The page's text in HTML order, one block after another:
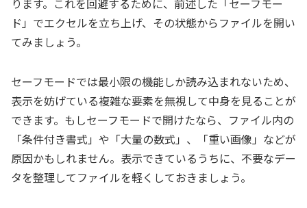
ります。これを回避するために、前述した「セーフモー
ド」でエクセルを立ち上げ、その状態からファイルを開い
てみましょう。
セーフモードでは最小限の機能しか読み込まれないため、
表示を妨げている複雑な要素を無視して中身を見ることが
できます。もしセーフモードで開けたなら、ファイル内の
「条件付き書式」や「大量の数式」、「重い画像」などが
原因かもしれません。表示できているうちに、不要なデー
タを整理してファイルを軽くしておきましょう。